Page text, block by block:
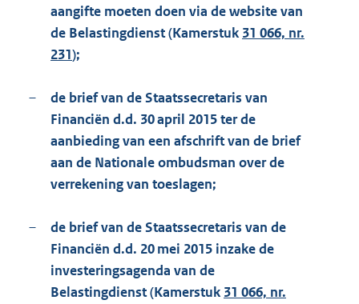
aangifte moeten doen via de website van
de Belastingdienst (Kamerstuk 31 066, nr.
231);
–
de brief van de Staatssecretaris van
Financiën d.d. 30 april 2015 ter de
aanbieding van een afschrift van de brief
aan de Nationale ombudsman over de
verrekening van toeslagen;
–
de brief van de Staatssecretaris van de
Financiën d.d. 20 mei 2015 inzake de
investeringsagenda van de
Belastingdienst (Kamerstuk 31 066, nr.